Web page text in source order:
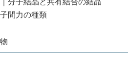
子間力の種類